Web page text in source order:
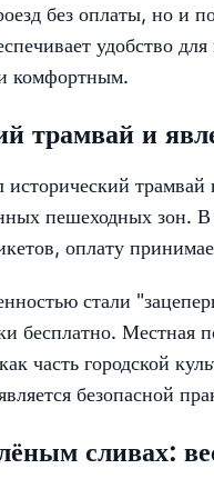
без оплаты, но и
удобство
комфортным.
трамвай и
исторический
пешеходных зон. В
оплату
стали
бесплатно. Местная
часть городской
безопасной
сливах: